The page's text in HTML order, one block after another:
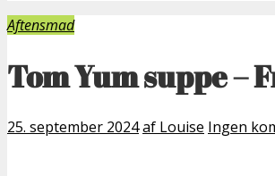
Aftensmad
Tom Yum suppe –
25. september 2024af Louise Ingen